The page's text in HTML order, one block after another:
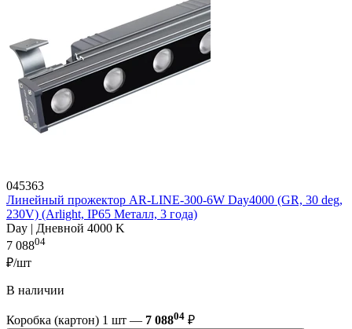
045363
Линейный прожектор AR-LINE-300-6W Day4000 (GR, 30 deg,
230V) (Arlight, IP65 Металл, 3 года)
Day | Дневной 4000 K
7 08804
₽/шт
В наличии
Коробка (картон) 1 шт — 7 08804 ₽